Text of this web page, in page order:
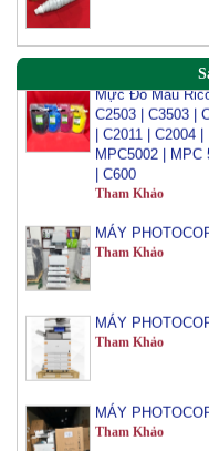
Mực Đổ Màu
C2503 | C3503 |
| C2011 | C2004
MPC5002 | MPC
| C600
Tham Khảo
Tham Khảo
Tham Khảo
Tham Khảo